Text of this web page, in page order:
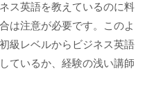
ス英語を教えているのに料
は注意が必要です。このよ
級レベルからビジネス英語
ているか、経験の浅い講師